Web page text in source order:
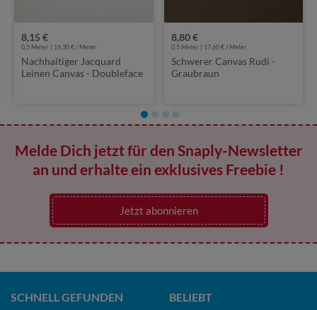
8,15 €
0,5 Meter | 16,30 € / Meter
Nachhaltiger Jacquard
Leinen Canvas - Doubleface
8,80 €
0,5 Meter | 17,60 € / Meter
Schwerer Canvas Rudi -
Graubraun
Melde Dich jetzt für den Snaply-Newsletter
an und erhalte ein exklusives Freebie !
Jetzt abonnieren
SCHNELL GEFUNDEN BELIEBT